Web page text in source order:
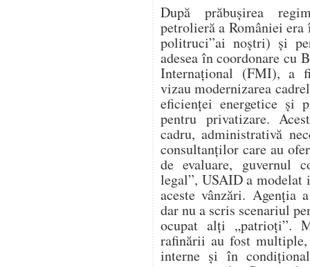
După prăbușirea
petrolieră a României era
politruci”ai noștri) și
adesea în coordonare cu
Internațional (FMI), a
vizau modernizarea
eficienței energetice și
pentru privatizare.
cadru, administrativă
consultanților care au
de evaluare, guvernul
legal”, USAID a
aceste vânzări. Agenția
dar nu a scris scenariul
ocupat alți „patrioți”.
rafinării au fost
interne și în